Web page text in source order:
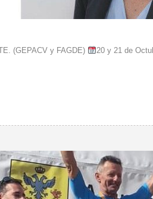
(GEPACV y FAGDE) 20 y 21 de